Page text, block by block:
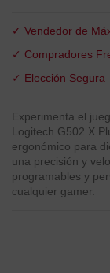
✓ Vendedor de
✓ Compradores
✓ Elección Segura
Experimenta el
Logitech G502 X
ergonómico para
una precisión y
programables y
cualquier gamer.